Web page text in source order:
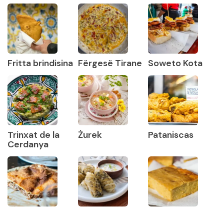
Fritta brindisina Fërgesë Tirane Soweto Kota
Trinxat de la
Cerdanya
Żurek Pataniscas